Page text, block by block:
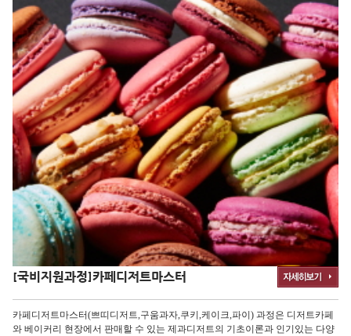
[국비지원과정]카페디저트마스터
카페디저트마스터(쁘띠디저트,구움과자,쿠키,케이크,파이) 과정은 디저트카페
와 베이커리 현장에서 판매할 수 있는 제과디저트의 기초이론과 인기있는 다양